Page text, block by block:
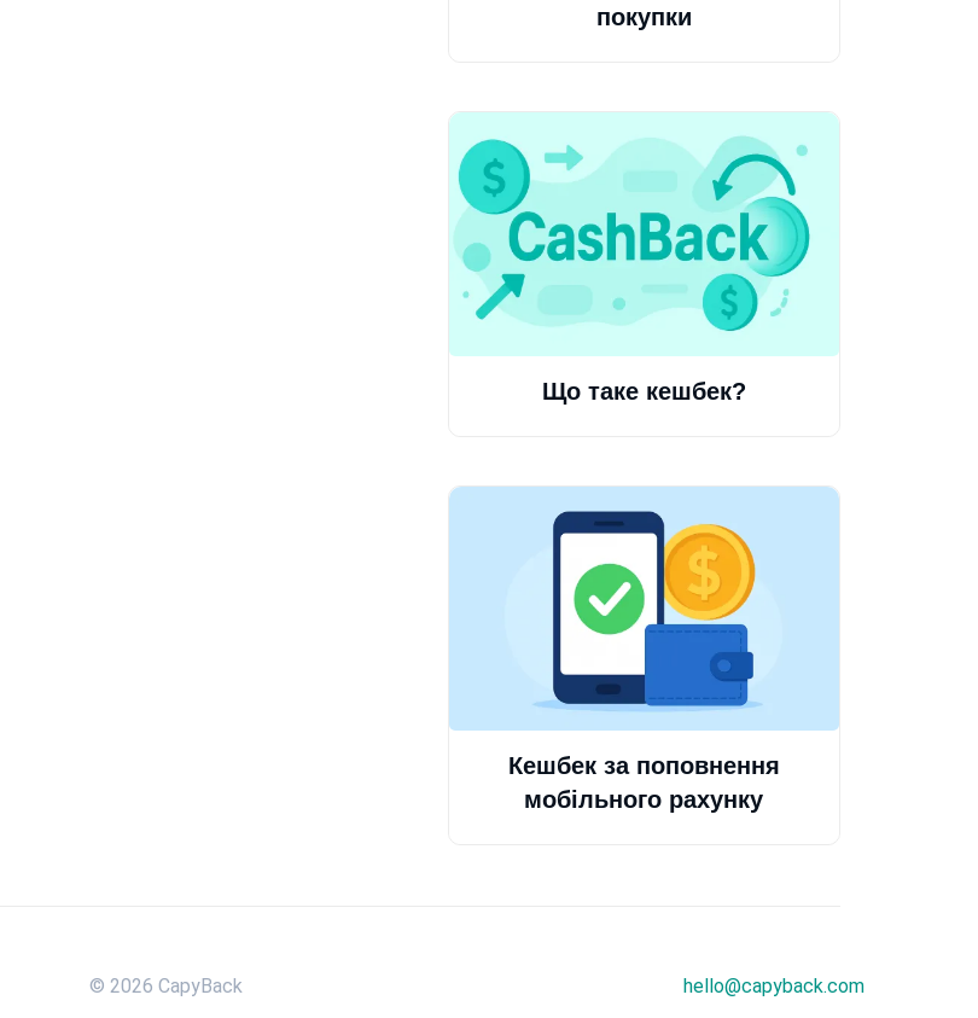
покупки
Що таке кешбек?
Кешбек за поповнення
мобільного рахунку
© 2026 CapyBack hello@capyback.com